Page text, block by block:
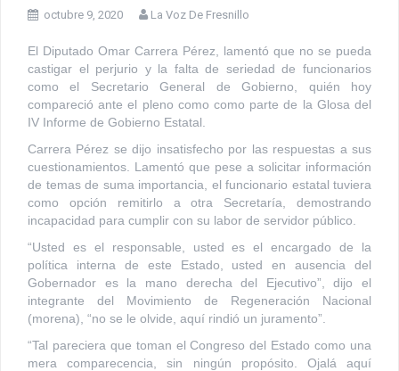
octubre 9, 2020 La Voz De Fresnillo
El Diputado Omar Carrera Pérez, lamentó que no se pueda
castigar el perjurio y la falta de seriedad de funcionarios
como el Secretario General de Gobierno, quién hoy
compareció ante el pleno como como parte de la Glosa del
IV Informe de Gobierno Estatal.
Carrera Pérez se dijo insatisfecho por las respuestas a sus
cuestionamientos. Lamentó que pese a solicitar información
de temas de suma importancia, el funcionario estatal tuviera
como opción remitirlo a otra Secretaría, demostrando
incapacidad para cumplir con su labor de servidor público.
“Usted es el responsable, usted es el encargado de la
política interna de este Estado, usted en ausencia del
Gobernador es la mano derecha del Ejecutivo”, dijo el
integrante del Movimiento de Regeneración Nacional
(morena), “no se le olvide, aquí rindió un juramento”.
“Tal pareciera que toman el Congreso del Estado como una
mera comparecencia, sin ningún propósito. Ojalá aquí